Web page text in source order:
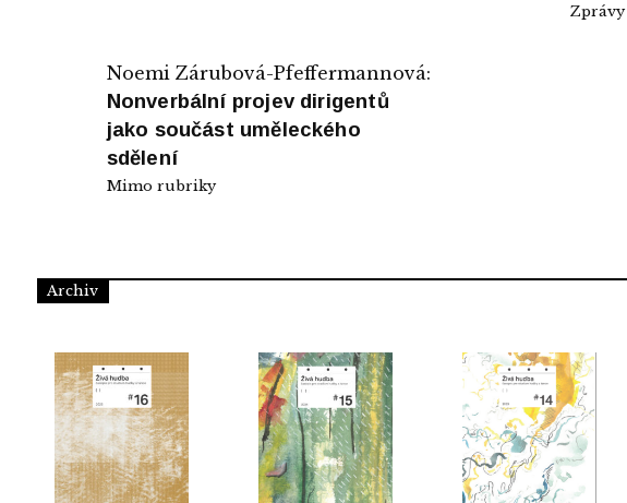
Zprávy
Noemi Zárubová-Pfeffermannová:
Nonverbální projev dirigentů
jako součást uměleckého
sdělení
Mimo rubriky
Archiv